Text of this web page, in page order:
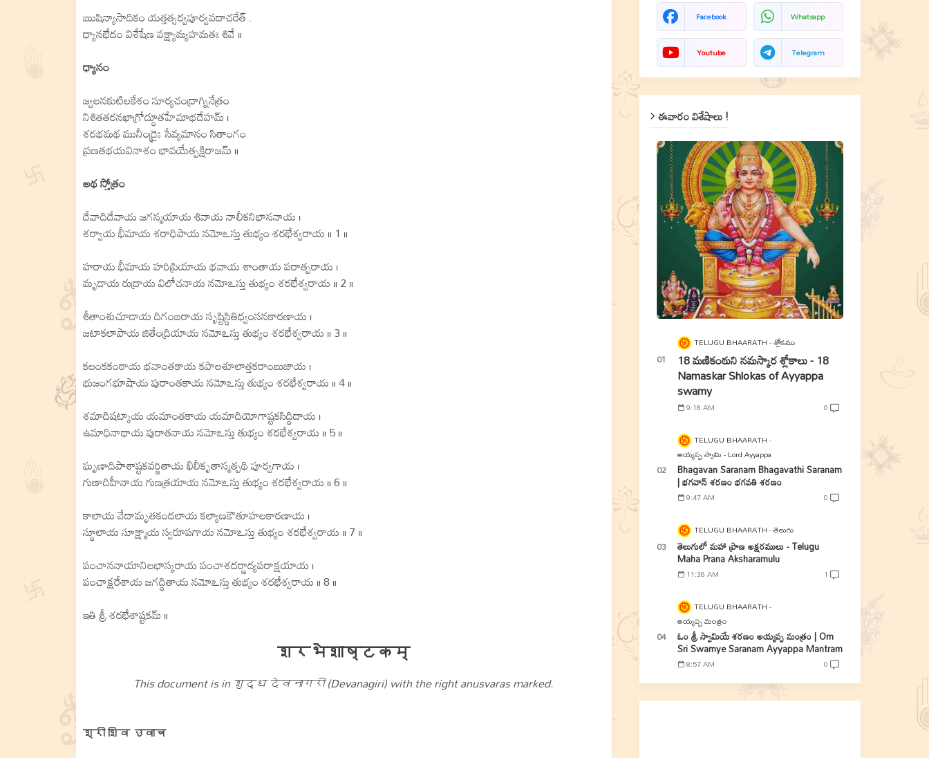
ఋషిన్యాసాదికం యత్తత్సర్వపూర్వవదాచరేత్ .
ధ్యానభేదం విశేషేణ వక్ష్యామ్యహమతః శివే ॥
ధ్యానం
జ్వలనకుటిలకేశం సూర్యచంద్రాగ్నినేత్రం
నిశితతరనఖాగ్రోద్ధూతహేమాభదేహమ్ ।
శరభమథ మునీంద్రైః సేవ్యమానం సితాంగం
ప్రణతభయవినాశం భావయేత్పక్షిరాజమ్ ॥
అథ స్తోత్రం
దేవాదిదేవాయ జగన్మయాయ శివాయ నాలీకనిభాననాయ ।
శర్వాయ భీమాయ శరాధిపాయ నమోఽస్తు తుభ్యం శరభేశ్వరాయ ॥ 1 ॥
హరాయ భీమాయ హరిప్రియాయ భవాయ శాంతాయ పరాత్పరాయ ।
మృడాయ రుద్రాయ విలోచనాయ నమోఽస్తు తుభ్యం శరభేశ్వరాయ ॥ 2 ॥
శీతాంశుచూడాయ దిగంబరాయ సృష్టిస్థితిధ్వంసనకారణాయ ।
జటాకలాపాయ జితేంద్రియాయ నమోఽస్తు తుభ్యం శరభేశ్వరాయ ॥ 3 ॥
కలంకకంఠాయ భవాంతకాయ కపాలశూలాత్తకరాంబుజాయ ।
భుజంగభూషాయ పురాంతకాయ నమోఽస్తు తుభ్యం శరభేశ్వరాయ ॥ 4 ॥
శమాదిషట్కాయ యమాంతకాయ యమాదియోగాష్టకసిద్ధిదాయ ।
ఉమాధినాథాయ పురాతనాయ నమోఽస్తు తుభ్యం శరభేశ్వరాయ ॥ 5 ॥
ఘృణాదిపాశాష్టకవర్జితాయ ఖిలీకృతాస్మత్పథి పూర్వగాయ ।
గుణాదిహీనాయ గుణత్రయాయ నమోఽస్తు తుభ్యం శరభేశ్వరాయ ॥ 6 ॥
కాలాయ వేదామృతకందలాయ కల్యాణకౌతూహలకారణాయ ।
స్థూలాయ సూక్ష్మాయ స్వరూపగాయ నమోఽస్తు తుభ్యం శరభేశ్వరాయ ॥ 7 ॥
పంచాననాయానిలభాస్కరాయ పంచాశదర్ణాద్యపరాక్షయాయ ।
పంచాక్షరేశాయ జగద్ధితాయ నమోఽస్తు తుభ్యం శరభేశ్వరాయ ॥ 8 ॥
ఇతి శ్రీ శరభేశాష్టకమ్ ॥
शरभेशाष्टकम्
This document is in शुद्ध देवनागरी (Devanagiri) with the right anusvaras marked.
श्री शिव उवाच
Facebook Whatsapp
Youtube Telegram
ఈవారం విశేషాలు !
TELUGU BHAARATH శ్లోకము
18 మణికంఠుని నమస్కార శ్లోకాలు - 18
Namaskar Shlokas of Ayyappa
swamy
9:18 AM 0
TELUGU BHAARATH
అయ్యప్ప స్వామి - Lord Ayyappa
Bhagavan Saranam Bhagavathi Saranam
| భగవాన్ శరణం భగవతి శరణం
9:47 AM 0
TELUGU BHAARATH తెలుగు
తెలుగులో మహా ప్రాణ అక్షరములు - Telugu
Maha Prana Aksharamulu
11:36 AM 1
TELUGU BHAARATH
అయ్యప్ప మంత్రం
ఓం శ్రీ స్వామియే శరణం అయ్యప్ప మంత్రం | Om
Sri Swamye Saranam Ayyappa Mantram
8:57 AM 0